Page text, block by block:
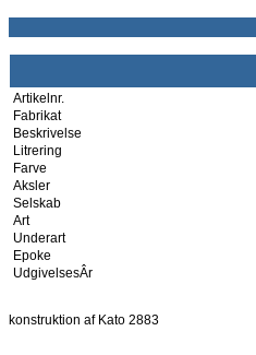
Artikelnr.
Fabrikat
Beskrivelse
Litrering
Farve
Aksler
Selskab
Art
Underart
Epoke
UdgivelsesÂr
konstruktion af Kato 2883